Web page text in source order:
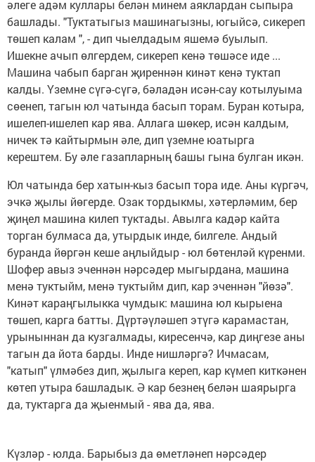
әлеге адәм куллары белән минем аяклардан сыпыра
башлады. "Туктатыгыз машинагызны, югыйсә, сикереп
төшеп калам ", - дип чыелдадым яшемә буылып.
Ишекне ачып өлгердем, сикереп кенә төшәсе иде ...
Машина чабып барган җиреннән кинәт кенә туктап
калды. Үземне сүгә-сүгә, бәладән исән-сау котылуыма
сөенеп, тагын юл чатында басып торам. Буран котыра,
ишелеп-ишелеп кар ява. Аллага шөкер, исән калдым,
ничек тә кайтырмын әле, дип үземне юатырга
керештем. Бу әле газапларның башы гына булган икән.
Юл чатында бер хатын-кыз басып тора иде. Аны күргәч,
эчкә җылы йөгерде. Озак тордыкмы, хәтерләмим, бер
җиңел машина килеп туктады. Авылга кадәр кайта
торган булмаса да, утырдык инде, билгеле. Андый
буранда йөргән кеше аңлыйдыр - юл бөтенләй күренми.
Шофер авыз эченнән нәрсәдер мыгырдана, машина
менә туктыйм, менә туктыйм дип, кар эченнән "йөзә".
Кинәт караңгылыкка чумдык: машина юл кырыена
төшеп, карга батты. Дүртәүләшеп этүгә карамастан,
урыныннан да кузгалмады, киресенчә, кар диңгезе аны
тагын да йота барды. Инде нишләргә? Ичмасам,
"катып" үлмәбез дип, җылыга кереп, кар күмеп киткәнен
көтеп утыра башладык. Ә кар безнең белән шаярырга
да, туктарга да җыенмый - ява да, ява.
Күзләр - юлда. Барыбыз да өметләнеп нәрсәдер